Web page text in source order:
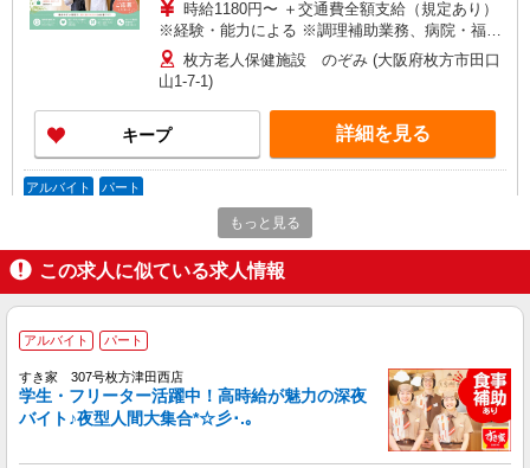
時給1180円〜 ＋交通費全額支給（規定あり）
※経験・能力による ※調理補助業務、病院・福祉
施設経験者歓迎！ 【月収例】 週2日（1日4.5h）勤
務の場合 時給1,180円 × 4.5h × 月8日 = 月収 約
42,480円 週4日（1日5.5h）勤務の場合 時給
1,180円 × 5.5h × 月16日 = 月収 約103,840円
枚方老人保健施設 のぞみ (大阪府枚方市田口
山1-7-1)
キープ 詳細を見る
アルバイト パート
調理サポート（介護施設での盛付・配膳・洗浄
など）
時給1180円〜 ＋交通費全額支給（規定あり）
※経験・能力による ※調理補助業務、病院・福祉
キープ 詳細を見る
もっと見る
この求人に似ている求人情報
アルバイト パート
すき家 307号枚方津田西店
学生・フリーター活躍中！高時給が魅力の深夜
バイト♪夜型人間大集合*☆彡･.｡